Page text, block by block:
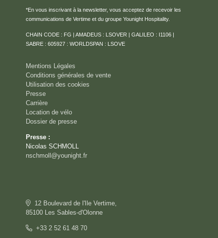
*En vous inscrivant à la newsletter, vous acceptez de recevoir les
communications de Vertime et du groupe Younight Hospitality.
CHAIN CODE : FG | AMADEUS : LSOVER | GALILEO : I1106 |
SABRE : 605927 : WORLDSPAN : LSOVE
Mentions Légales
Conditions générales de vente
Utilisation des cookies
Presse
Carrière
Location de vélo
Dossier de presse
Presse :
Nicolas SCHMOLL
nschmoll@younight.fr
12 Boulevard de l'Ile Vertime,
85100 Les Sables-d'Olonne
+33 2 52 61 48 70